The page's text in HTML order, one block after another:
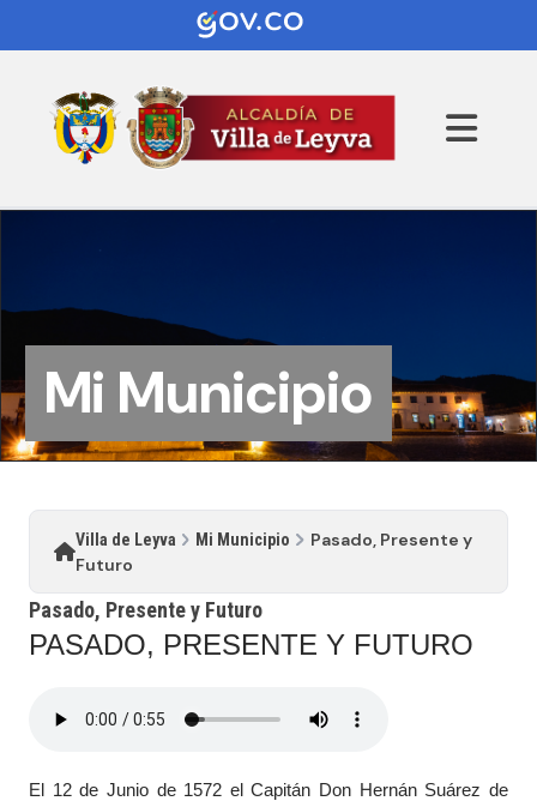
Mi Municipio
Villa de Leyva Mi Municipio
Pasado, Presente y
Futuro
Pasado, Presente y Futuro
​PASAD​O, PRESENTE Y FUTURO​
El 12 de Junio de 1572 el Capitán Don Hernán Suárez de